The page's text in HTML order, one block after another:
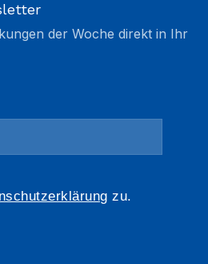
der Woche direkt in Ihr